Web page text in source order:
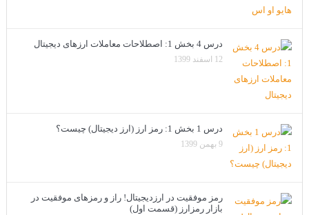
درس 4 بخش 1: اصطلاحات معاملات ارزهای دیجیتال
12 اسفند 1399
درس 1 بخش 1: رمز ارز (ارز دیجیتال) چیست؟
9 بهمن 1399
رمز موفقیت در ارزدیجیتال! راز و رمزهای موفقیت در
بازار رمزارز (قسمت اول)